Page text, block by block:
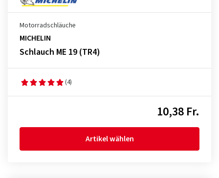
Motorradschläuche
MICHELIN
Schlauch ME 19 (TR4)
(4)
10,38 Fr.
Artikel wählen